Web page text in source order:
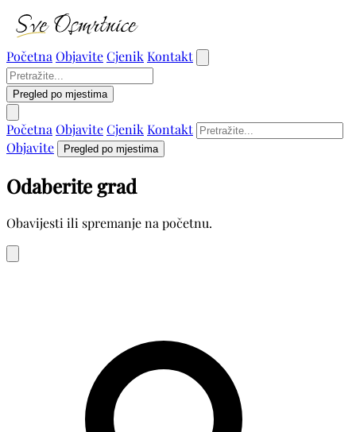
Početna ObjaviteCjenik Kontakt
Pregled po mjestima
Početna ObjaviteCjenik Kontakt
Objavite
Pregled po mjestima
Odaberite grad
Obavijesti ili spremanje na početnu.